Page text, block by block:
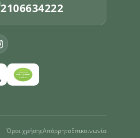
2106634222
Όροι χρήσηςΑπόρρητοΕπικοινωνία